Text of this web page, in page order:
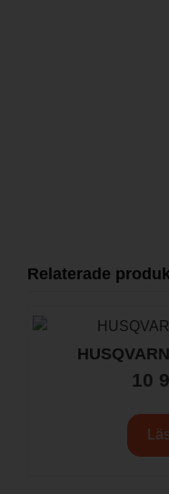
Relaterade
10